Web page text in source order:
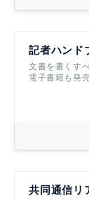
記者ハンド
文書を書くす
電子書籍も発
共同通信リ